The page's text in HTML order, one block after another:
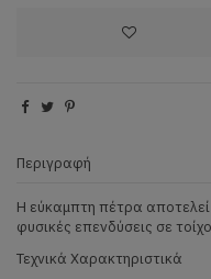
Περιγραφή
Η εύκαμπτη πέτρα αποτελεί
φυσικές επενδύσεις σε
Τεχνικά Χαρακτηριστικά